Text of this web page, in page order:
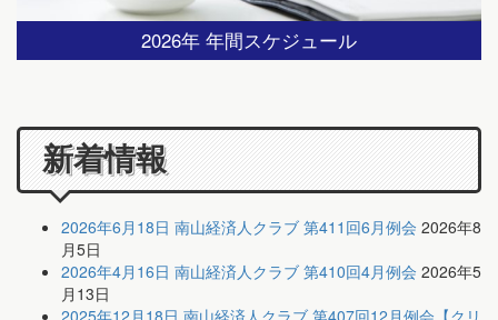
2026年 年間スケジュール
新着情報
2026年6月18日 南山経済人クラブ 第411回6月例会 2026年8
月5日
2026年4月16日 南山経済人クラブ 第410回4月例会 2026年5
月13日